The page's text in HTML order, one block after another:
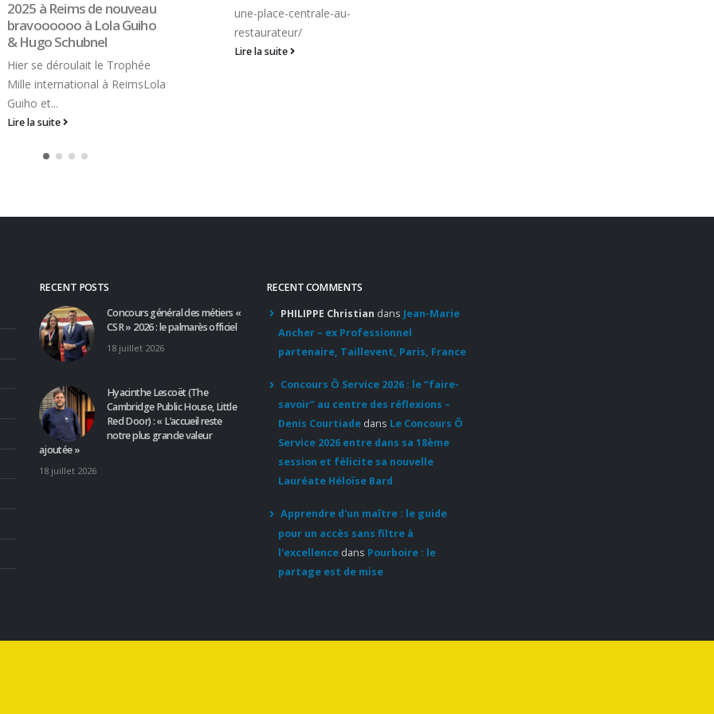
2025 à Reims de nouveau
bravoooooo à Lola Guiho
& Hugo Schubnel
Hier se déroulait le Trophée
Mille international à ReimsLola
Guiho et...
Lire la suite
une-place-centrale-au-
restaurateur/
Lire la suite
RECENT POSTS
Concours général des métiers «
CSR » 2026 : le palmarès officiel
18 juillet 2026
Hyacinthe Lescoët (The
Cambridge Public House, Little
Red Door) : « L’accueil reste
notre plus grande valeur
ajoutée »
18 juillet 2026
RECENT COMMENTS
PHILIPPE Christian dans Jean-Marie
Ancher – ex Professionnel
partenaire, Taillevent, Paris, France
Concours Ô Service 2026 : le “faire-
savoir” au centre des réflexions –
Denis Courtiade dans Le Concours Ô
Service 2026 entre dans sa 18ème
session et félicite sa nouvelle
Lauréate Héloïse Bard
Apprendre d'un maître : le guide
pour un accès sans filtre à
l'excellence dans Pourboire : le
partage est de mise